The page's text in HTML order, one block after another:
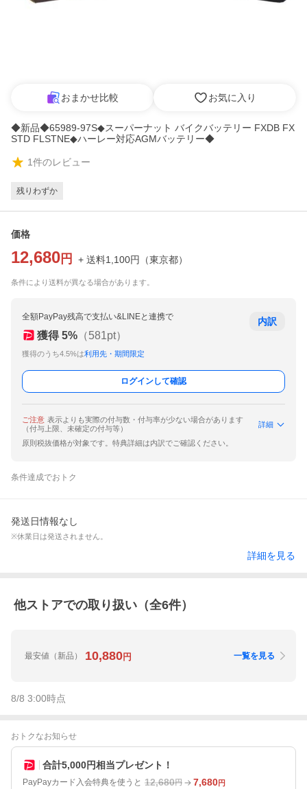
おまかせ比較 お気に入り
◆新品◆65989-97S◆スーパーナット バイクバッテリー FXDB FX
STD FLSTNE◆ハーレー対応AGMバッテリー◆
1件のレビュー
残りわずか
価格
12,680 円 + 送料1,100円 （東京都）
条件により送料が異なる場合があります。
全額PayPay残高で支払い&LINEと連携で
獲得 5% （581pt）
獲得のうち4.5%は利用先・期間限定
内訳
ログインして確認
ご注意 表示よりも実際の付与数・付与率が少ない場合があります
（付与上限、未確定の付与等）
詳細
原則税抜価格が対象です。特典詳細は内訳でご確認ください。
条件達成でおトク
発送日情報なし
※休業日は発送されません。
詳細を見る
他ストアでの取り扱い（全6件）
最安値 （新品） 10,880円 一覧を見る
8/8 3:00時点
おトクなお知らせ
合計5,000円相当プレゼント！
PayPayカード入会特典を使うと 12,680円 7,680円